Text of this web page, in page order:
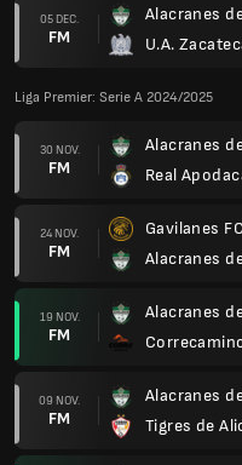
05 DEC.
FM
Alacranes
U.A.
Liga Premier: Serie A 2024/2025
30 NOV.
FM
Alacranes
Real
24 NOV.
FM
Gavilanes
Alacranes
19 NOV.
FM
Alacranes
09 NOV.
FM
Alacranes
Tigres de